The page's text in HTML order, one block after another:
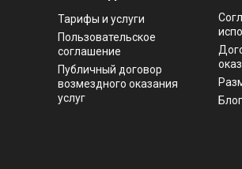
Тарифы и услуги
Пользовательское
соглашение
Публичный договор
возмездного оказания
услуг